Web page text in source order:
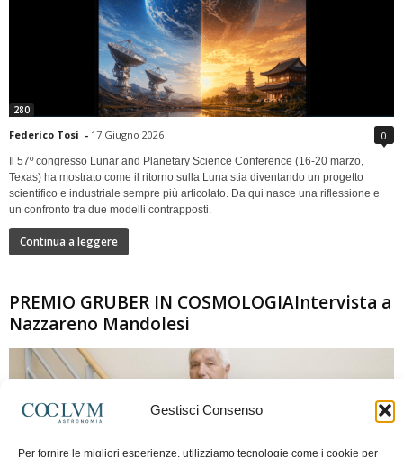
Gestisci Consenso
Per fornire le migliori esperienze, utilizziamo tecnologie come i cookie per
280
Federico Tosi - 17 Giugno 2026 0
Il 57º congresso Lunar and Planetary Science Conference (16-20 marzo,
Texas) ha mostrato come il ritorno sulla Luna stia diventando un progetto
scientifico e industriale sempre più articolato. Da qui nasce una riflessione e
un confronto tra due modelli contrapposti.
Continua a leggere
PREMIO GRUBER IN COSMOLOGIAIntervista a
Nazzareno Mandolesi